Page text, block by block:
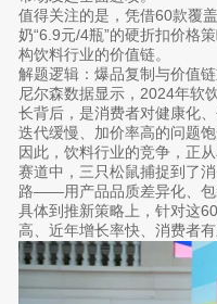
值得关注的是，凭借60款覆
奶“6.9元/4瓶”的硬折扣价格
构饮料行业的价值链。
解题逻辑：爆品复制与价值
尼尔森数据显示，2024年软
长背后，是消费者对健康化
迭代缓慢、加价率高的问题饱
因此，饮料行业的竞争，正
赛道中，三只松鼠捕捉到了
路——用产品品质差异化、包
具体到推新策略上，针对这
高、近年增长率快、消费者